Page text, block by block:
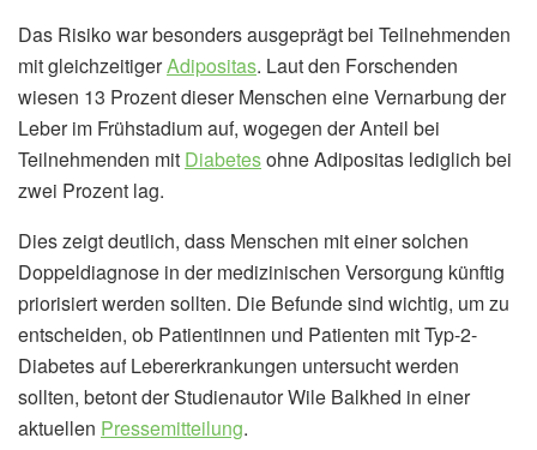
Das Risiko war besonders ausgeprägt bei Teilnehmenden
mit gleichzeitigerAdipositas. Laut den Forschenden
wiesen 13 Prozent dieser Menschen eine Vernarbung der
Leber im Frühstadium auf, wogegen der Anteil bei
Teilnehmenden mit Diabetesohne Adipositas lediglich bei
zwei Prozent lag.
Dies zeigt deutlich, dass Menschen mit einer solchen
Doppeldiagnose in der medizinischen Versorgung künftig
priorisiert werden sollten. Die Befunde sind wichtig, um zu
entscheiden, ob Patientinnen und Patienten mit Typ-2-
Diabetes auf Lebererkrankungen untersucht werden
sollten, betont der Studienautor Wile Balkhed in einer
aktuellen Pressemitteilung.